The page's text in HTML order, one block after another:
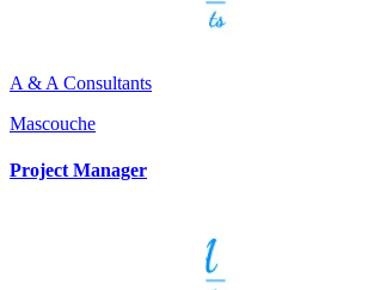
A & A Consultants
Mascouche
Project Manager